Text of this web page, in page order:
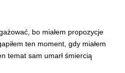
bo miałem propozycje
ten moment, gdy miałem
temat sam umarł śmiercią